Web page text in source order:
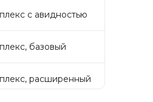
с авидностью
базовый
расширенный